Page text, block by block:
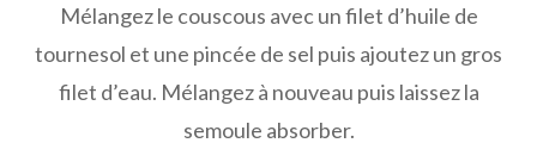
Mélangez le couscous avec un filet d’huile de
tournesol et une pincée de sel puis ajoutez un gros
filet d’eau. Mélangez à nouveau puis laissez la
semoule absorber.